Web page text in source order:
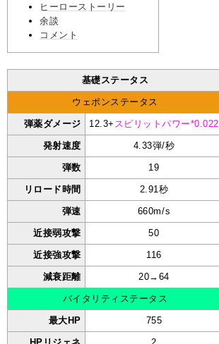
ヒーローストーリー
余談
コメント
基礎ステータス
ウェポンステータス
弾薬ダメージ 12.3+ スピリットパワー*0.022
発射速度 4.33弾/秒
弾数 19
リロード時間 2.91秒
弾速 660m/s
近接弱攻撃 50
近接強攻撃 116
減衰距離 20→64
バイタリティステータス
最大HP 755